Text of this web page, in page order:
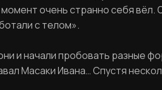
момент очень странно себя
с телом».
и начали пробовать разные
Масаки Ивана… Спустя